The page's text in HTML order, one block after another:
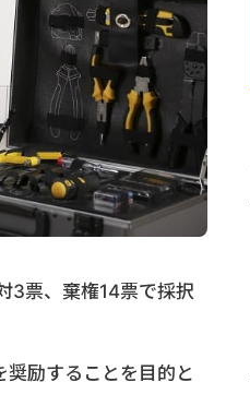
3票、棄権14票で採択
励することを目的と